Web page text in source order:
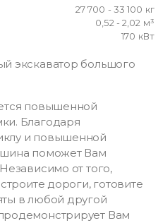
27 700 - 33 100 кг
0,52 - 2,02 м³
170 кВт
экскаватор большого
повышенной
Благодаря
и повышенной
поможет Вам
от того,
дороги, готовите
в любой другой
Вам